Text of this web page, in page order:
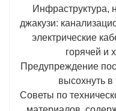
Инфраструктура,
джакузи:
электрические
горячей и
Предупреждение
высохнуть в
Советы по